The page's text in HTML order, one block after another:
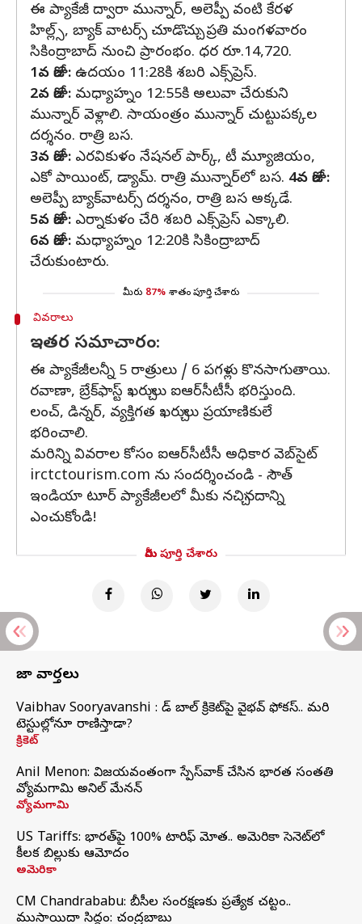
ఈ ప్యాకేజీ ద్వారా మున్నార్, అలెప్పీ వంటి కేరళ
హిల్ల్స్, బ్యాక్ వాటర్స్ చూడొచ్చు. ప్రతి మంగళవారం
సికింద్రాబాద్ నుంచి ప్రారంభం. ధర రూ.14,720.
1వ రోజు: ఉదయం 11:28కి శబరి ఎక్స్‌ప్రెస్‌.
2వ రోజు: మధ్యాహ్నం 12:55కి అలువా చేరుకుని
మున్నార్ వెళ్లాలి. సాయంత్రం మున్నార్ చుట్టుపక్కల
దర్శనం. రాత్రి బస.
3వ రోజు: ఎరవికుళం నేషనల్ పార్క్‌, టీ మ్యూజియం,
ఎకో పాయింట్‌, డ్యామ్‌. రాత్రి మున్నార్‌లో బస. 4వ రోజు:
అలెప్పీ బ్యాక్‌వాటర్స్‌ దర్శనం, రాత్రి బస అక్కడే.
5వ రోజు: ఎర్నాకుళం చేరి శబరి ఎక్స్‌ప్రెస్ ఎక్కాలి.
6వ రోజు: మధ్యాహ్నం 12:20కి సికింద్రాబాద్
చేరుకుంటారు.
మీరు 87% శాతం పూర్తి చేశారు
వివరాలు
ఇతర సమాచారం:
ఈ ప్యాకేజీలన్నీ 5 రాత్రులు / 6 పగళ్లు కొనసాగుతాయి.
రవాణా, బ్రేక్‌ఫాస్ట్ ఖర్చులు ఐఆర్‌సీటీసీ భరిస్తుంది.
లంచ్‌, డిన్నర్‌, వ్యక్తిగత ఖర్చులు ప్రయాణికులే
భరించాలి.
మరిన్ని వివరాల కోసం ఐఆర్‌సీటీసీ అధికార వెబ్‌సైట్‌
irctctourism.com ను సందర్శించండి - సౌత్
ఇండియా టూర్ ప్యాకేజీలలో మీకు నచ్చినదాన్ని
ఎంచుకోండి!
మీరు పూర్తి చేశారు
తాజా వార్తలు
Vaibhav Sooryavanshi : రెడ్ బాల్ క్రికెట్‌పై వైభవ్ ఫోకస్.. మరి
టెస్టుల్లోనూ రాణిస్తాడా?
క్రికెట్
Anil Menon: విజయవంతంగా స్పేస్‌వాక్‌ చేసిన భారత సంతతి
వ్యోమగామి అనిల్‌ మేనన్
వ్యోమగామి
US Tariffs: భారత్‌పై 100% టారిఫ్‌ మోత.. అమెరికా సెనెట్‌లో
కీలక బిల్లుకు ఆమోదం
అమెరికా
CM Chandrababu: బీసీల సంరక్షణకు ప్రత్యేక చట్టం..
ముసాయిదా సిద్ధం: చంద్రబాబు